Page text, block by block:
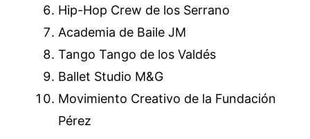
Hip-Hop Crew de los Serrano
Academia de Baile JM
Tango Tango de los Valdés
Ballet Studio M&G
Movimiento Creativo de la Fundación
Pérez